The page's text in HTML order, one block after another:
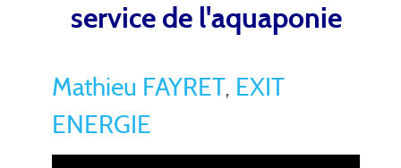
service de l'aquaponie
Mathieu FAYRET, EXIT
ENERGIE